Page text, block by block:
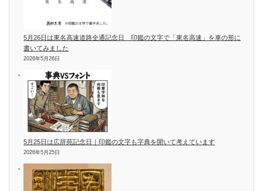
5月26日は東名高速道路全通記念日 印鑑の文字で「東名高速」を車の形に
書いてみました
2026年5月26日
5月25日は広辞苑記念日｜印鑑の文字も字典を開いて考えています
2026年5月25日